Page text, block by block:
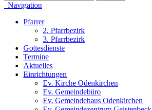
Navigation
Pfarrer
2. Pfarrbezirk
3. Pfarrbezirk
Gottesdienste
Termine
Aktuelles
Einrichtungen
Ev. Kirche Odenkirchen
Ev. Gemeindebüro
Ev. Gemeindehaus Odenkirchen